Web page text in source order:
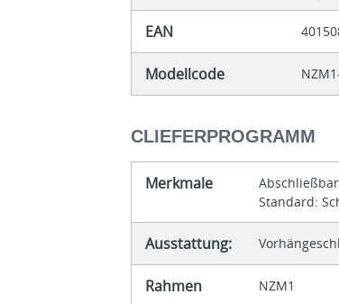
EAN
Modellcode
CLIEFERPROGRAMM
Merkmale
Abschließbar
Standard:
Ausstattung:
Rahmen NZM1